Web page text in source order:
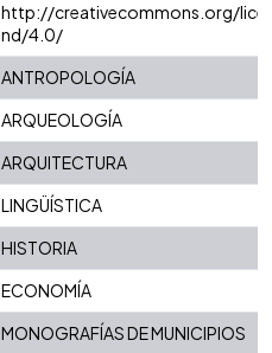
http://creativecommons.org/
nd/4.0/
ANTROPOLOGÍA
ARQUEOLOGÍA
ARQUITECTURA
LINGÜÍSTICA
HISTORIA
ECONOMÍA
MONOGRAFÍAS DE MUNICIPIOS